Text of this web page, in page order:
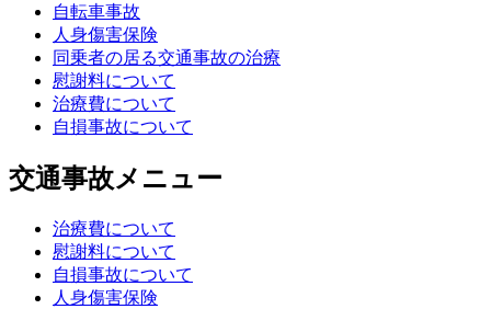
自転車事故
人身傷害保険
同乗者の居る交通事故の治療
慰謝料について
治療費について
自損事故について
交通事故メニュー
治療費について
慰謝料について
自損事故について
人身傷害保険